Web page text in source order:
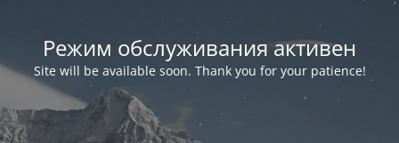
Режим обслуживания активен
Site will be available soon. Thank you for your patience!